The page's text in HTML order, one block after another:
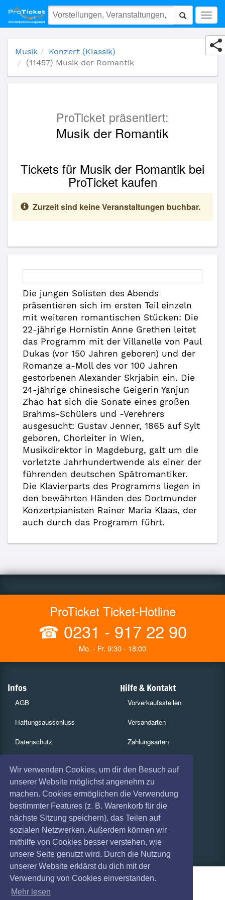
Wir verwenden Cookies, um dir den Besuch auf
unserer Website möglichst angenehm zu
machen. Cookies ermöglichen die Verwendung
bestimmter Features (z. B. Warenkorb für die
nächste Sitzung speichern), das Teilen auf
sozialen Netzwerken. Außerdem können wir
mithilfe von Cookies besser verstehen, wie
unsere Seite genutzt wird. Durch die Nutzung
unserer Website erklärst du dich mit der
Verwendung von Cookies einverstanden.
Mehr lesen
(11457) Musik der Romantik
Musik
Konzert (Klassik)
(11457) Musik der Romantik
ProTicket präsentiert:
Musik der Romantik
Tickets für Musik der Romantik bei
ProTicket kaufen
Zurzeit sind keine Veranstaltungen buchbar.
Die jungen Solisten des Abends
präsentieren sich im ersten Teil einzeln
mit weiteren romantischen Stücken: Die
22-jährige Hornistin Anne Grethen leitet
das Programm mit der Villanelle von Paul
Dukas (vor 150 Jahren geboren) und der
Romanze a-Moll des vor 100 Jahren
gestorbenen Alexander Skrjabin ein. Die
24-jährige chinesische Geigerin Yanjun
Zhao hat sich die Sonate eines großen
Brahms-Schülers und -Verehrers
ausgesucht: Gustav Jenner, 1865 auf Sylt
geboren, Chorleiter in Wien,
Musikdirektor in Magdeburg, galt um die
vorletzte Jahrhundertwende als einer der
führenden deutschen Spätromantiker.
Die Klavierparts des Programms liegen in
den bewährten Händen des Dortmunder
Konzertpianisten Rainer Maria Klaas, der
auch durch das Programm führt.
ProTicket Ticket-Hotline
☎ 0231 - 917 22 90
Mo. - Fr. 9:30 - 18:00
Infos
AGB
Haftungsausschluss
Datenschutz
Impressum
Absagen
Coronavirus (COVID 19)
Hilfe & Kontakt
Vorverkaufsstellen
Versandarten
Zahlungsarten
Services
Gutscheine
Geschäftskunden
Kartenrückgabe
Besucherregistrierung